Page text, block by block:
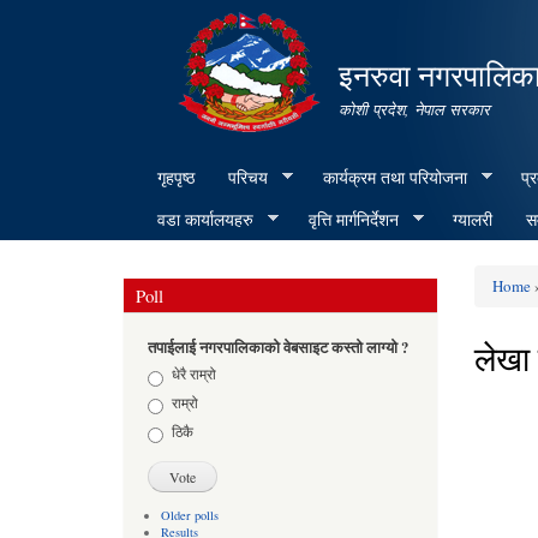
इनरुवा
कोशी प्रदेश, नेपाल सरकार
गृहपृष्ठ परिचय कार्यक्रम तथा परियोजना
वडा कार्यालयहरु
वृत्ति मार्गनिर्देशन ग्यालरी
Poll
तपाईलाई नगरपालिकाको वेबसाइट कस्तो लाग्यो ?
Choicesधेरै राम्रो
राम्रो
ठिकै
Older polls
Results
You
Home
लेखा